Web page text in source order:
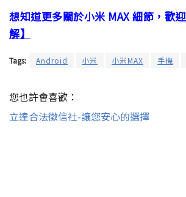
想知道更多關於小米 MAX 細節，歡迎
解】
Tags: Android 小米 小米MAX 手機
您也許會喜歡：
立達合法徵信社-讓您安心的選擇